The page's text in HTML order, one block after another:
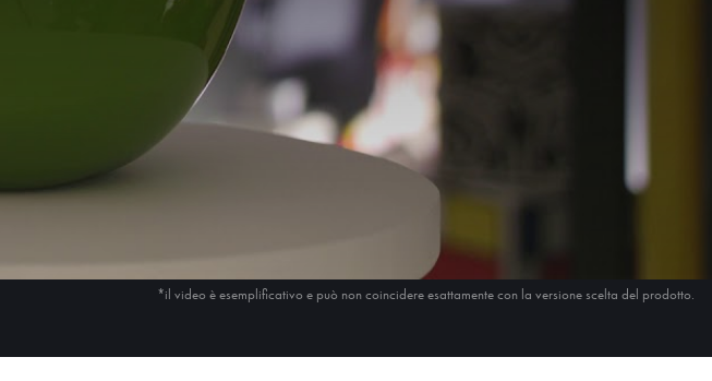
*il video è esemplificativo e può non coincidere esattamente con la versione scelta del prodotto.